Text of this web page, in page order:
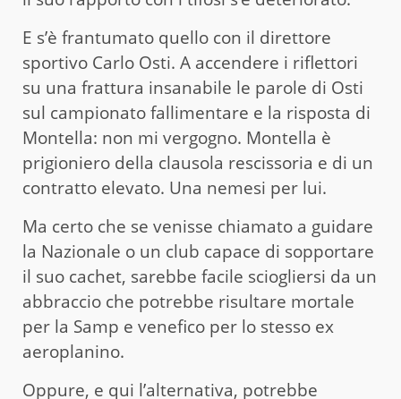
E s’è frantumato quello con il direttore
sportivo Carlo Osti. A accendere i riflettori
su una frattura insanabile le parole di Osti
sul campionato fallimentare e la risposta di
Montella: non mi vergogno. Montella è
prigioniero della clausola rescissoria e di un
contratto elevato. Una nemesi per lui.
Ma certo che se venisse chiamato a guidare
la Nazionale o un club capace di sopportare
il suo cachet, sarebbe facile sciogliersi da un
abbraccio che potrebbe risultare mortale
per la Samp e venefico per lo stesso ex
aeroplanino.
Oppure, e qui l’alternativa, potrebbe